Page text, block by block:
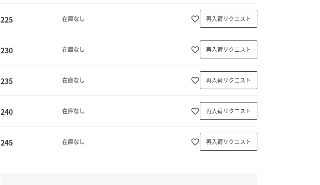
225 在庫なし favorite_border 再入荷リクエスト
230 在庫なし favorite_border 再入荷リクエスト
235 在庫なし favorite_border 再入荷リクエスト
240 在庫なし favorite_border 再入荷リクエスト
245 在庫なし favorite_border 再入荷リクエスト